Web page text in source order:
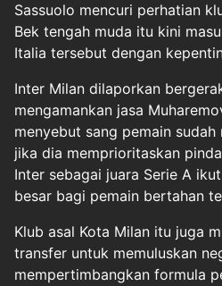
Sassuolo mencuri perhatian
Bek tengah muda itu kini
Italia tersebut dengan
Inter Milan dilaporkan
mengamankan jasa
menyebut sang pemain
jika dia memprioritaskan
Inter sebagai juara Serie A
besar bagi pemain bertahan
Klub asal Kota Milan itu juga
transfer untuk memuluskan
mempertimbangkan formula